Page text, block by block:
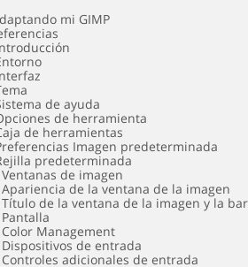
mi GIMP
de ayuda
de herramienta
de herramientas
Imagen predeterminada
predeterminada
de imagen
Apariencia de la ventana de la imagen
Título de la ventana de la imagen y la
Color Management
Dispositivos de entrada
Controles adicionales de entrada